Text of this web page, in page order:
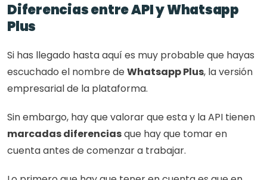
Diferencias entre API y Whatsapp
Plus
Si has llegado hasta aquí es muy probable que hayas
escuchado el nombre de Whatsapp Plus, la versión
empresarial de la plataforma.
marcadas diferencias que hay que tomar en
cuenta antes de comenzar a trabajar.